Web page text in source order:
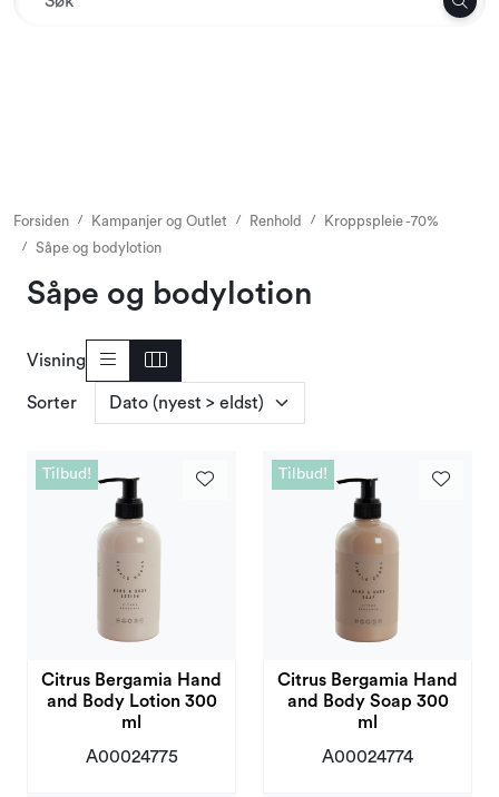
Forsiden Kampanjer og Outlet Renhold
Kroppspleie -70%
Såpe og bodylotion
Såpe og bodylotion
Visning
Sorter
Tilbud!
Citrus Bergamia Hand
and Body Lotion 300
ml
A00024775
Tilbud!
Citrus Bergamia Hand
and Body Soap 300
ml
A00024774
Utemiljø
Dekor og binderi
Rekvisita
Sesonger og høytider
Kampanjer og Outlet